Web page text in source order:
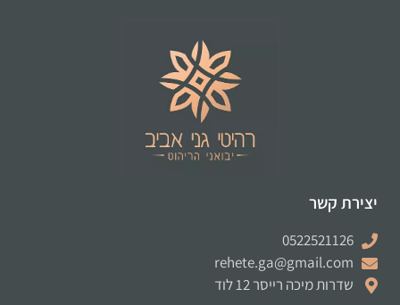
יצירת קשר
0522521126
rehete.ga@gmail.com
שדרות מיכה רייסר 12 לוד